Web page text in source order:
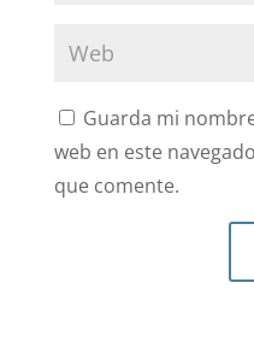
Guarda mi
web en este
que comente.